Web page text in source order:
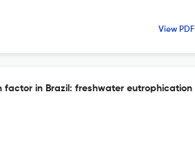
View PDF
factor in Brazil: freshwater eutrophication